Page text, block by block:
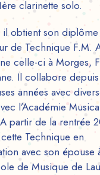
clarinette solo.
il obtient son
de Technique F.M.
celle-ci à Morges,
Il collabore
années avec
l’Académie
partir de la rentrée
Technique en
avec son épouse
de Musique de